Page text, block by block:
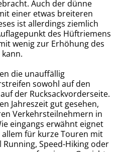
Auch der dünne
einer etwas breiteren
ist allerdings ziemlich
des Hüftriemens
wenig zur Erhöhung des
die unauffällig
sowohl auf den
der Rucksackvorderseite.
Jahreszeit gut gesehen,
Verkehrsteilnehmern in
eingangs erwähnt eignet
für kurze Touren mit
Running, Speed-Hiking oder